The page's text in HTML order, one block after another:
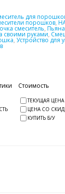
для
порошков,
смеситель,
своими руками,
, Устройство для
Стоимость
ТЕКУЩАЯ ЦЕНА
ЦЕНА СО
КУПИТЬ Б/У